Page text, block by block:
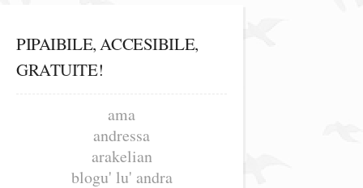
PIPAIBILE, ACCESIBILE,
GRATUITE!
ama
andressa
arakelian
blogu' lu' andra